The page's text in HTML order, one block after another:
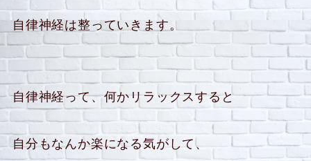
自律神経は整っていきます。
自律神経って、何かリラックスすると
自分もなんか楽になる気がして、